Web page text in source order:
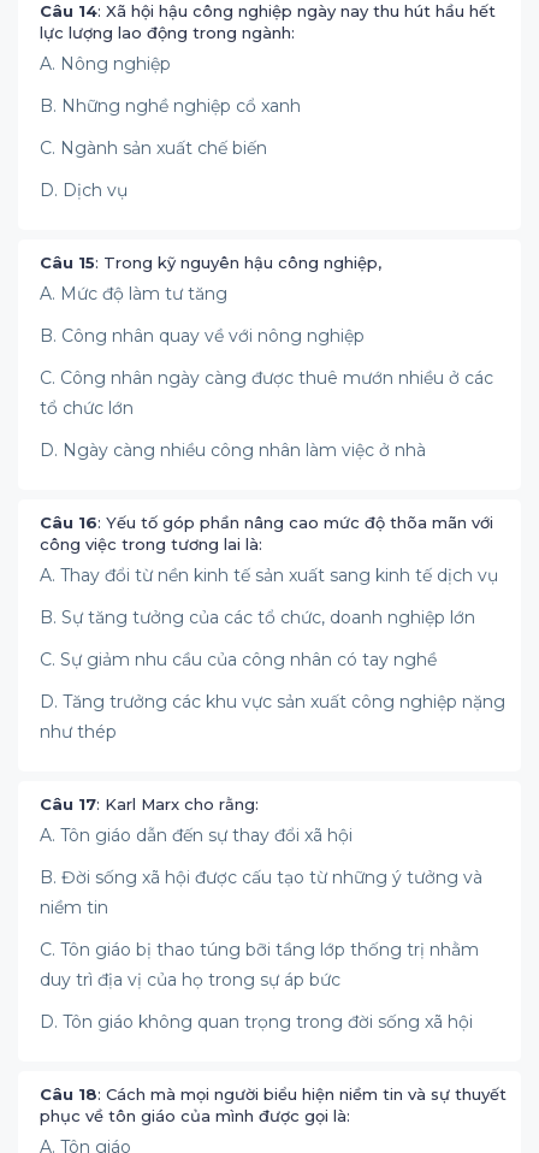
Câu 14: Xã hội hậu công nghiệp ngày nay thu hút hầu hết
lực lượng lao động trong ngành:
A. Nông nghiệp
B. Những nghề nghiệp cổ xanh
C. Ngành sản xuất chế biến
D. Dịch vụ
Câu 15: Trong kỹ nguyên hậu công nghiệp,
A. Mức độ làm tư tăng
B. Công nhân quay về với nông nghiệp
C. Công nhân ngày càng được thuê mướn nhiều ở các
tổ chức lớn
D. Ngày càng nhiều công nhân làm việc ở nhà
Câu 16: Yếu tố góp phần nâng cao mức độ thõa mãn với
công việc trong tương lai là:
A. Thay đổi từ nền kinh tế sản xuất sang kinh tế dịch vụ
B. Sự tăng tưởng của các tổ chức, doanh nghiệp lớn
C. Sự giảm nhu cầu của công nhân có tay nghề
D. Tăng trưởng các khu vực sản xuất công nghiệp nặng
như thép
Câu 17: Karl Marx cho rằng:
A. Tôn giáo dẫn đến sự thay đổi xã hội
B. Đời sống xã hội được cấu tạo từ những ý tưởng và
niềm tin
C. Tôn giáo bị thao túng bỡi tầng lớp thống trị nhằm
duy trì địa vị của họ trong sự áp bức
D. Tôn giáo không quan trọng trong đời sống xã hội
Câu 18: Cách mà mọi người biểu hiện niềm tin và sự thuyết
phục về tôn giáo của mình được gọi là:
A. Tôn giáo